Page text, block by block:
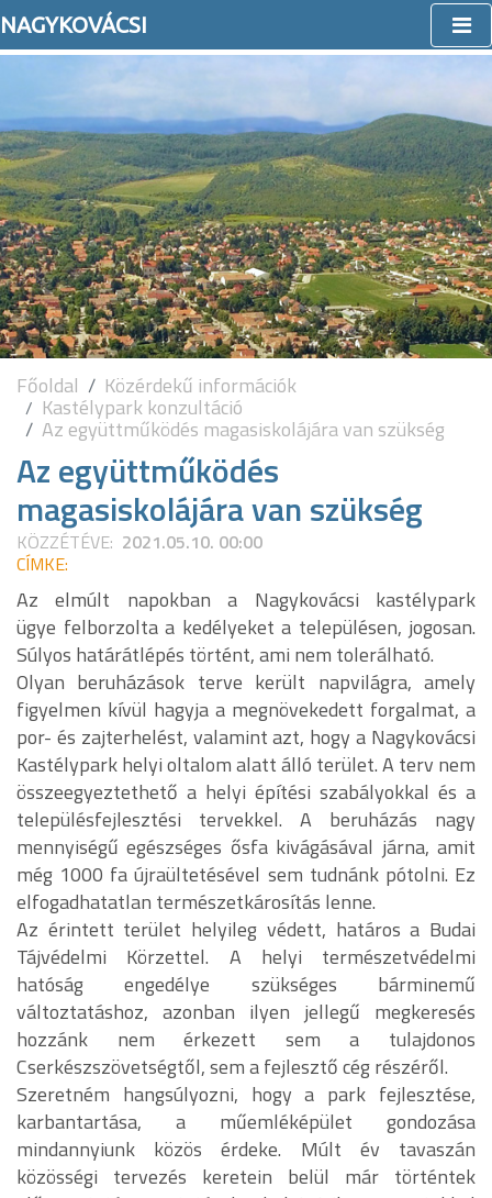
NAGYKOVÁCSI
Főoldal Közérdekű információk
Kastélypark konzultáció
Az együttműködés magasiskolájára van szükség
Az együttműködés
magasiskolájára van szükség
KÖZZÉTÉVE: 2021.05.10. 00:00
CÍMKE:
Az elmúlt napokban a Nagykovácsi kastélypark
ügye felborzolta a kedélyeket a településen, jogosan.
Súlyos határátlépés történt, ami nem tolerálható.
Olyan beruházások terve került napvilágra, amely
figyelmen kívül hagyja a megnövekedett forgalmat, a
por- és zajterhelést, valamint azt, hogy a Nagykovácsi
Kastélypark helyi oltalom alatt álló terület. A terv nem
összeegyeztethető a helyi építési szabályokkal és a
településfejlesztési tervekkel. A beruházás nagy
mennyiségű egészséges ősfa kivágásával járna, amit
még 1000 fa újraültetésével sem tudnánk pótolni. Ez
elfogadhatatlan természetkárosítás lenne.
Az érintett terület helyileg védett, határos a Budai
Tájvédelmi Körzettel. A helyi természetvédelmi
hatóság engedélye szükséges bárminemű
változtatáshoz, azonban ilyen jellegű megkeresés
hozzánk nem érkezett sem a tulajdonos
Cserkészszövetségtől, sem a fejlesztő cég részéről.
Szeretném hangsúlyozni, hogy a park fejlesztése,
karbantartása, a műemléképület gondozása
mindannyiunk közös érdeke. Múlt év tavaszán
közösségi tervezés keretein belül már történtek